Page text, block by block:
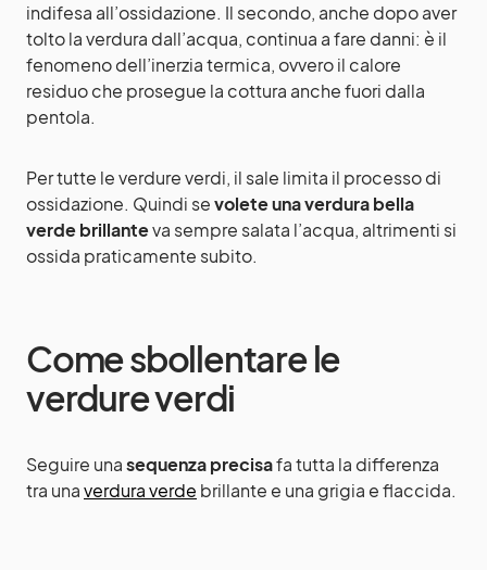
indifesa all’ossidazione. Il secondo, anche dopo aver
tolto la verdura dall’acqua, continua a fare danni: è il
fenomeno dell’inerzia termica, ovvero il calore
residuo che prosegue la cottura anche fuori dalla
pentola.
Per tutte le verdure verdi, il sale limita il processo di
ossidazione. Quindi sevolete una verdura bella
verde brillanteva sempre salata l’acqua, altrimenti si
ossida praticamente subito.
Come sbollentare le
verdure verdi
Seguire unasequenza precisafa tutta la differenza
tra unaverdura verde brillante e una grigia e flaccida.